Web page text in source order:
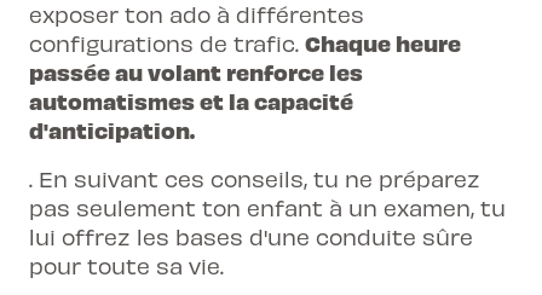
exposer ton ado à différentes
configurations de trafic. Chaque heure
passée au volant renforce les
automatismes et la capacité
d'anticipation.
. En suivant ces conseils, tu ne préparez
pas seulement ton enfant à un examen, tu
lui offrez les bases d'une conduite sûre
pour toute sa vie.